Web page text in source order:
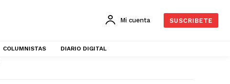
Mi cuenta SUSCRIBETE
COLUMNISTAS DIARIO DIGITAL